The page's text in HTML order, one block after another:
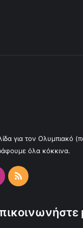
για τον Ολυμπιακό
όλα κόκκινα.
RSS